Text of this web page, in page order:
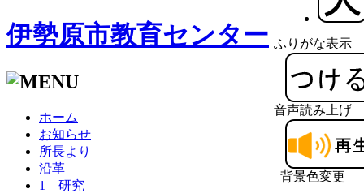
ふりがな表示
音声読み上げ
背景色変更
伊勢原市教育センター
ホーム
お知らせ
所長より
沿革
1 研究